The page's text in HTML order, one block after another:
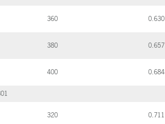
360 0.630
380 0.657
400 0.684
320 0.711